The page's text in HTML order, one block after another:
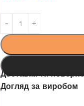
Доставка та
Догляд за виробом